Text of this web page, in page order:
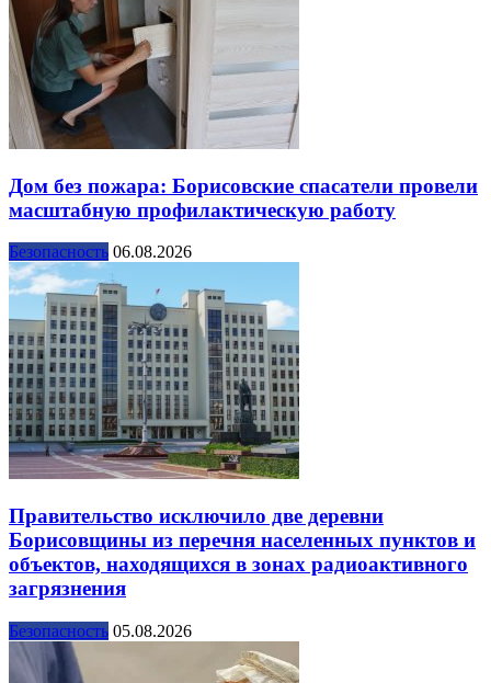
Дом без пожара: Борисовские спасатели провели
масштабную профилактическую работу
Безопасность 06.08.2026
Правительство исключило две деревни
Борисовщины из перечня населенных пунктов и
объектов, находящихся в зонах радиоактивного
загрязнения
Безопасность 05.08.2026